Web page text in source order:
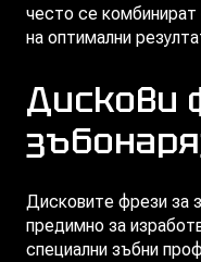
често се комбинират
на оптимални
Дискови
Дисковите фрези за
предимно за
специални зъбни